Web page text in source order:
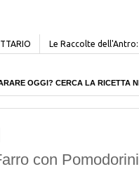
Le Raccolte dell'Antro:
OGGI? CERCA LA RICETTA
con